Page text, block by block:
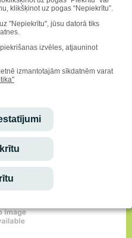
klikšķinot uz pogas “Nepiekrītu”.
"Nepiekrītu", jūsu datorā tiks
izvēles, atjauninot
izmantotajām sīkdatnēm varat